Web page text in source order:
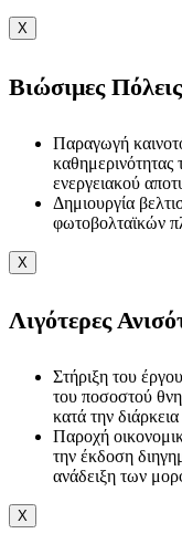
X
Βιώσιμες
Παραγωγή
ενεργειακού
Δημιουργία
φωτοβολταϊκών
X
Λιγότερες
Στήριξη του
του ποσοστού
κατά την
Παροχή
την έκδοση
ανάδειξη των
X